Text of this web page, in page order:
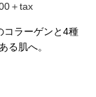
＋tax
コラーゲンと4種
る肌へ。